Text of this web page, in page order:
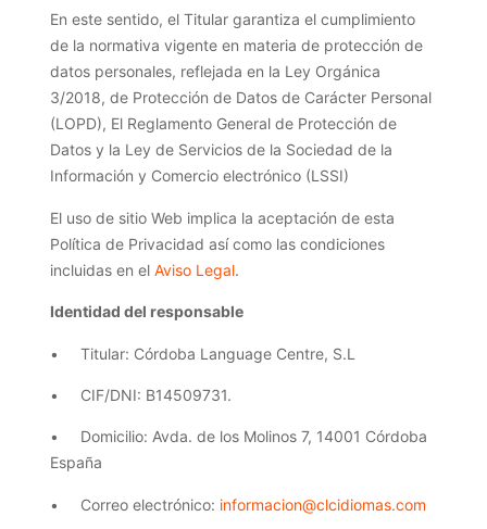
En este sentido, el Titular garantiza el cumplimiento
de la normativa vigente en materia de protección de
datos personales, reflejada en la Ley Orgánica
3/2018, de Protección de Datos de Carácter Personal
(LOPD), El Reglamento General de Protección de
Datos y la Ley de Servicios de la Sociedad de la
Información y Comercio electrónico (LSSI)
El uso de sitio Web implica la aceptación de esta
Política de Privacidad así como las condiciones
incluidas en el Aviso Legal.
Identidad del responsable
• Titular: Córdoba Language Centre, S.L
• CIF/DNI: B14509731.
• Domicilio: Avda. de los Molinos 7, 14001 Córdoba
España
• Correo electrónico: informacion@clcidiomas.com